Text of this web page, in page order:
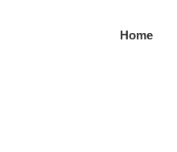
Home